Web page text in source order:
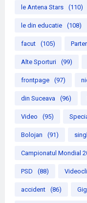
le Antena Stars (110)
le din educatie (108)
facut (105)
Alte Sporturi (99)
frontpage (97)
din Suceava (96)
Video (95)
Bolojan (91)
Campionatul Mondial
PSD (88)
accident (86)